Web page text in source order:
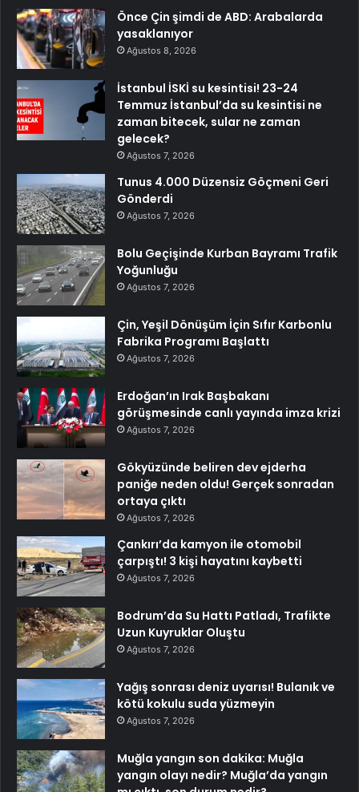
Önce Çin şimdi de ABD: Arabalarda
yasaklanıyor
Ağustos 8, 2026
İstanbul İSKİ su kesintisi! 23-24
Temmuz İstanbul’da su kesintisi ne
zaman bitecek, sular ne zaman
gelecek?
Ağustos 7, 2026
Tunus 4.000 Düzensiz Göçmeni Geri
Gönderdi
Ağustos 7, 2026
Bolu Geçişinde Kurban Bayramı Trafik
Yoğunluğu
Ağustos 7, 2026
Çin, Yeşil Dönüşüm İçin Sıfır Karbonlu
Fabrika Programı Başlattı
Ağustos 7, 2026
Erdoğan’ın Irak Başbakanı
görüşmesinde canlı yayında imza krizi
Ağustos 7, 2026
Gökyüzünde beliren dev ejderha
paniğe neden oldu! Gerçek sonradan
ortaya çıktı
Ağustos 7, 2026
Çankırı’da kamyon ile otomobil
çarpıştı! 3 kişi hayatını kaybetti
Ağustos 7, 2026
Bodrum’da Su Hattı Patladı, Trafikte
Uzun Kuyruklar Oluştu
Ağustos 7, 2026
Yağış sonrası deniz uyarısı! Bulanık ve
kötü kokulu suda yüzmeyin
Ağustos 7, 2026
Muğla yangın son dakika: Muğla
yangın olayı nedir? Muğla’da yangın